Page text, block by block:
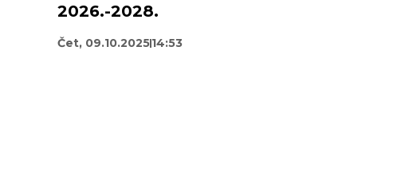
2026.-2028.
Čet, 09.10.202514:53